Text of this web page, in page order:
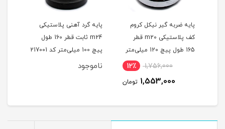
پایه ضربه گیر نیکل کروم
کف پلاستیکی m20 قطر
165 طول پیچ 120 میلی‌متر
1,756,000 12٪
1,553,000 تومان
پایه گرد آهنی پلاستیکی
m24 ثابت قطر 160 طول
پیچ 100 میلی‌متر کد 217001
ناموجود